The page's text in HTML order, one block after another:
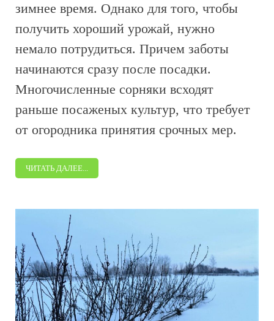
зимнее время. Однако для того, чтобы
получить хороший урожай, нужно
немало потрудиться. Причем заботы
начинаются сразу после посадки.
Многочисленные сорняки всходят
раньше посаженых культур, что требует
от огородника принятия срочных мер.
ЧИТАТЬ ДАЛЕЕ...